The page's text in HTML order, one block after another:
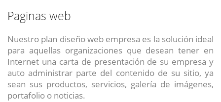
Paginas web
Nuestro plan diseño web empresa es la solución ideal
para aquellas organizaciones que desean tener en
Internet una carta de presentación de su empresa y
auto administrar parte del contenido de su sitio, ya
sean sus productos, servicios, galería de imágenes,
portafolio o noticias.